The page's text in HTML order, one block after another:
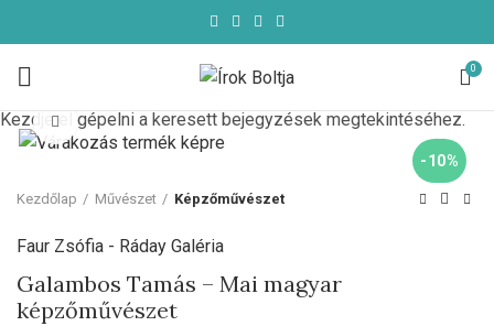
0
-10%
Click to enlarge
Kezdőlap Művészet Képzőművészet
Faur Zsófia - Ráday Galéria
Galambos Tamás – Mai magyar
képzőművészet
Kezdje el gépelni a keresett bejegyzések megtekintéséhez.